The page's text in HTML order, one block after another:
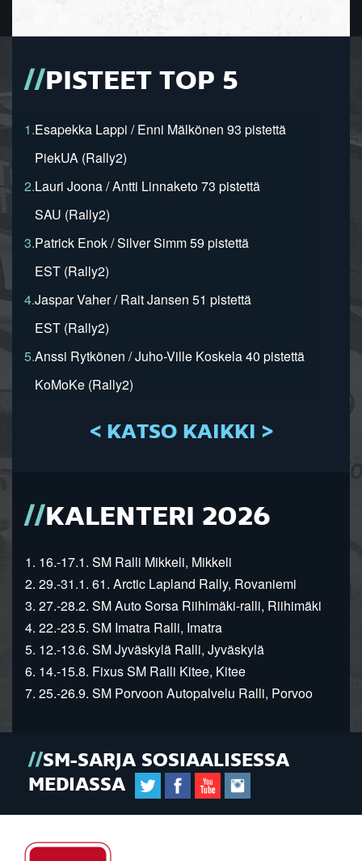
PISTEET TOP 5
1.Esapekka Lappi / Enni Mälkönen 93 pistettä
PiekUA (Rally2)
2.Lauri Joona / Antti Linnaketo 73 pistettä
SAU (Rally2)
3.Patrick Enok / Silver Simm 59 pistettä
EST (Rally2)
4.Jaspar Vaher / Rait Jansen 51 pistettä
EST (Rally2)
5.Anssi Rytkönen / Juho-Ville Koskela 40 pistettä
KoMoKe (Rally2)
< KATSO KAIKKI >
KALENTERI 2026
1. 16.-17.1. SM Ralli Mikkeli, Mikkeli
2. 29.-31.1. 61. Arctic Lapland Rally, Rovaniemi
3. 27.-28.2. SM Auto Sorsa Riihimäki-ralli, Riihimäki
4. 22.-23.5. SM Imatra Ralli, Imatra
5. 12.-13.6. SM Jyväskylä Ralli, Jyväskylä
6. 14.-15.8. Fixus SM Ralli Kitee, Kitee
7. 25.-26.9. SM Porvoon Autopalvelu Ralli, Porvoo
SM-SARJA SOSIAALISESSA
MEDIASSA